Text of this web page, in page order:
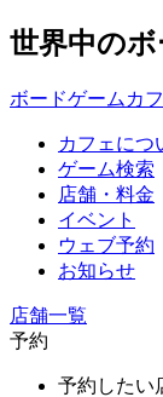
世界中の
ボードゲームカ
カフェにつ
ゲーム検索
店舗・料金
イベント
ウェブ予約
お知らせ
店舗一覧
予約
予約したい